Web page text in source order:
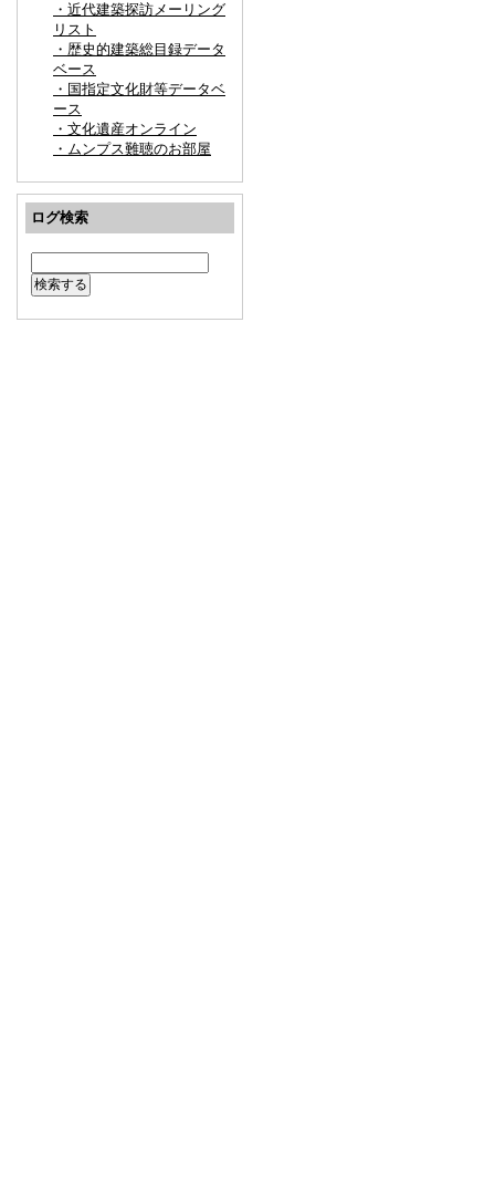
・近代建築探訪メーリング
リスト
・歴史的建築総目録データ
ベース
・国指定文化財等データベ
ース
・文化遺産オンライン
・ムンプス難聴のお部屋
ログ検索